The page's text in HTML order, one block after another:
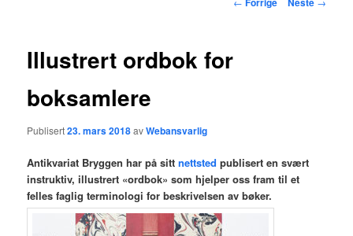
Illustrert ordbok for
boksamlere
Publisert23. mars 2018avWebansvarlig
Antikvariat Bryggen har på sittnettsted publisert en svært
instruktiv, illustrert «ordbok» som hjelper oss fram til et
felles faglig terminologi for beskrivelsen av bøker.